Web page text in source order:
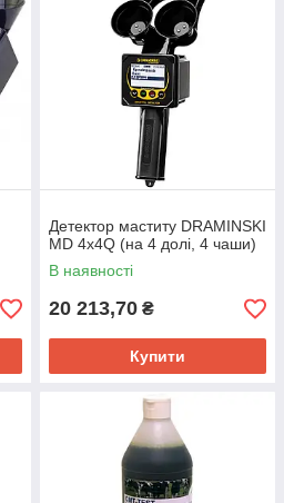
Детектор маститу DRAMINSKI
MD 4x4Q (на 4 долі, 4 чаши)
В наявності
20 213,70 ₴
Купити